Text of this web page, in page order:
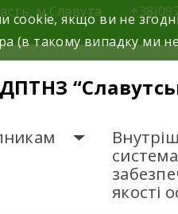
м.Славута
ДПТНЗ
система
якості
З ДНЕМ ПРАЦІВНИКА
cookie, якщо ви не
(в такому випадку ми